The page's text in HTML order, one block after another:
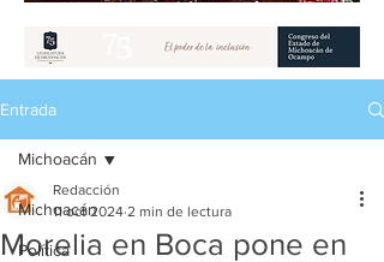
Entrada
Michoacán
Política
Michoacán
Morelia en Boca pone en
Redacción
11 oct 2024 2 min de lectura